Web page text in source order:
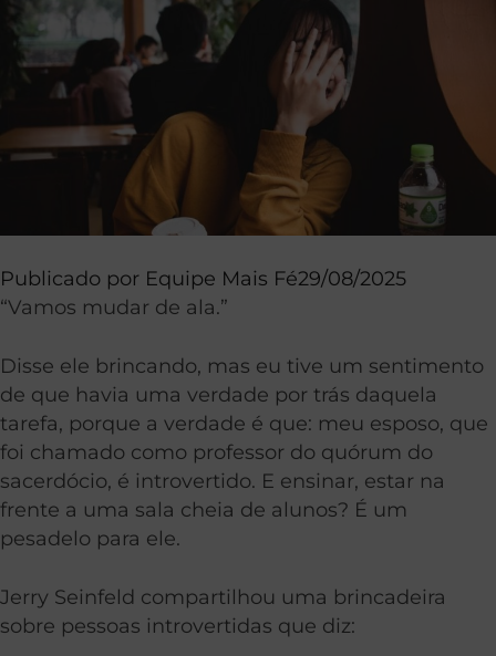
Publicado por Equipe Mais Fé29/08/2025
“Vamos mudar de ala.”
Disse ele brincando, mas eu tive um sentimento
de que havia uma verdade por trás daquela
tarefa, porque a verdade é que: meu esposo, que
foi chamado como professor do quórum do
sacerdócio, é introvertido. E ensinar, estar na
frente a uma sala cheia de alunos? É um
pesadelo para ele.
Jerry Seinfeld compartilhou uma brincadeira
sobre pessoas introvertidas que diz: